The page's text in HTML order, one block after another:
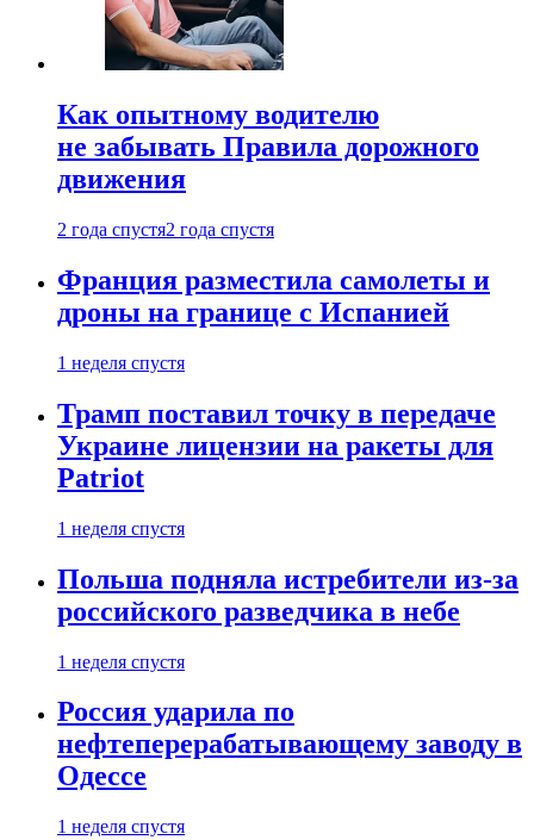
Как опытному водителю
не забывать Правила дорожного
движения
2 года спустя2 года спустя
Франция разместила самолеты и
дроны на границе с Испанией
1 неделя спустя
Трамп поставил точку в передаче
Украине лицензии на ракеты для
Patriot
1 неделя спустя
Польша подняла истребители из-за
российского разведчика в небе
1 неделя спустя
Россия ударила по
нефтеперерабатывающему заводу в
Одессе
1 неделя спустя